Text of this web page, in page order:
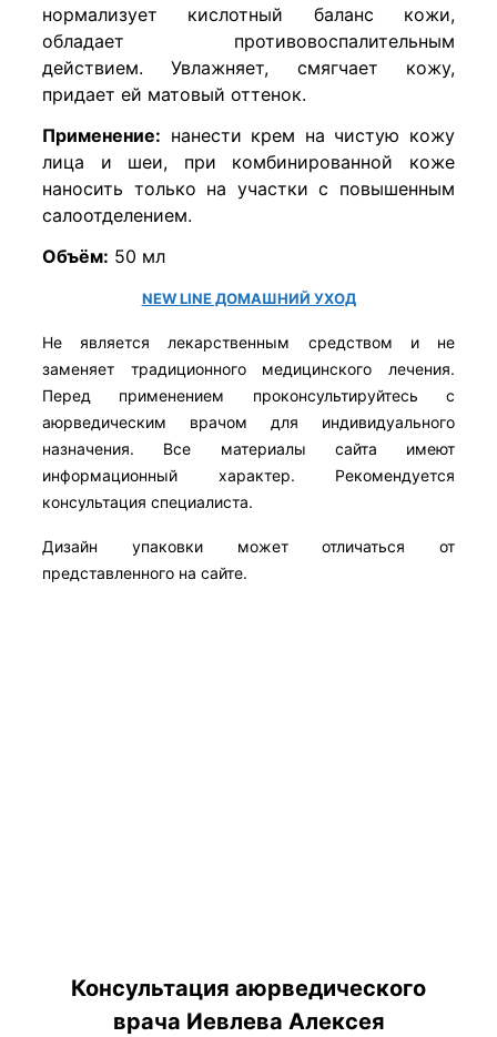
нормализует кислотный баланс кожи,
обладает противовоспалительным
действием. Увлажняет, смягчает кожу,
придает ей матовый оттенок.
Применение: нанести крем на чистую кожу
лица и шеи, при комбинированной коже
наносить только на участки с повышенным
салоотделением.
Объём: 50 мл
NEW LINE ДОМАШНИЙ УХОД
Не является лекарственным средством и не
заменяет традиционного медицинского лечения.
Перед применением проконсультируйтесь с
аюрведическим врачом для индивидуального
назначения. Все материалы сайта имеют
информационный характер. Рекомендуется
консультация специалиста.
Дизайн упаковки может отличаться от
представленного на сайте.
Консультация аюрведического
врача Иевлева Алексея